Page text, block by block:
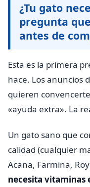
¿Tu gato
pregunta
antes de
Esta es la primera
hace. Los anuncios
quieren
«ayuda extra». La
Un gato sano que
calidad (cualquier
Acana, Farmina,
necesita vitaminas